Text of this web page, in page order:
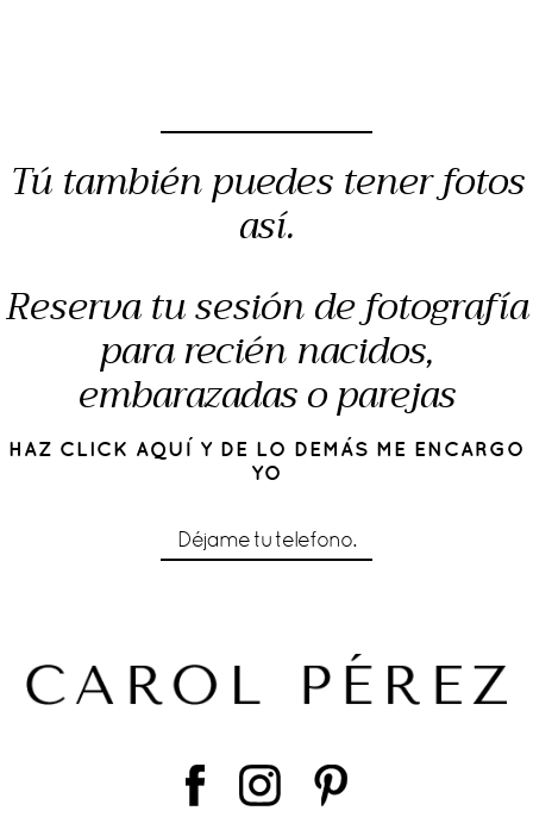
Tú también puedes tener fotos
así.
Reserva tu sesión de fotografía
para recién nacidos,
embarazadas o parejas
HAZ CLICK AQUÍ Y DE LO DEMÁS ME ENCARGO
YO
Déjame tu telefono.